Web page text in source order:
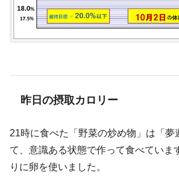
昨日の摂取カロリー
21時に食べた「野菜の炒め物」は「夢
て、意識ある状態で作って食べていま
りに卵を使いました。